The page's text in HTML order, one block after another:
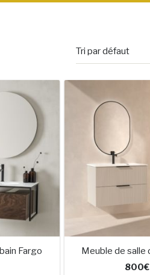
Fargo
Meuble de salle
800€